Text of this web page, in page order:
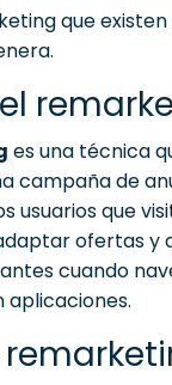
que existen
es una técnica
campaña de
usuarios que
ofertas y
cuando
aplicaciones.